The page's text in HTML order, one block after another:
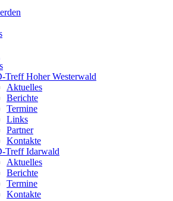
Treff Hoher Westerwald
Aktuelles
Berichte
Termine
Links
Partner
Kontakte
Treff Idarwald
Aktuelles
Berichte
Termine
Kontakte